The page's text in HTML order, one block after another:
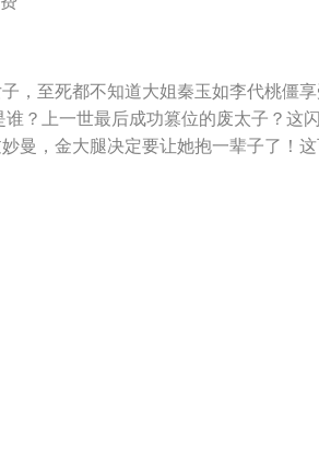
，至死都不知道大姐秦玉如李代桃僵
？上一世最后成功篡位的废太子？这
曼，金大腿决定要让她抱一辈子了！这